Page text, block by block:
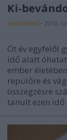
Ki-
Határátkelő • 2016.
Öt év egyfelől
idő alatt
ember
repülőre és
összegzésre
tanult ezen